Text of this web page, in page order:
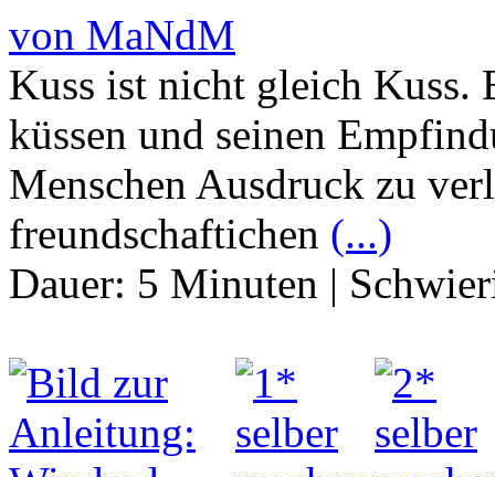
von MaNdM
Kuss ist nicht gleich Kuss.
küssen und seinen
Menschen Ausdruck zu
freundschaftichen (...)
Dauer: 5 Minuten |